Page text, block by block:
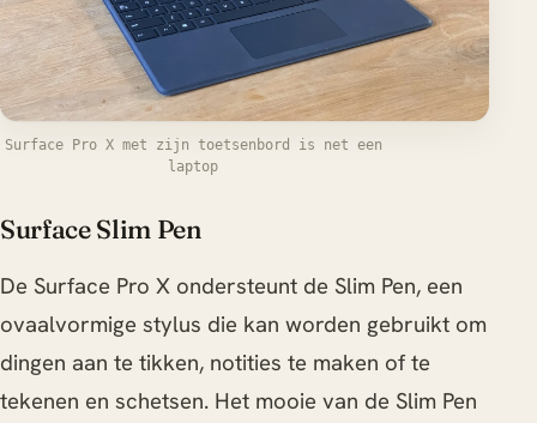
Surface Pro X met zijn toetsenbord is net een
laptop
Surface Slim Pen
De Surface Pro X ondersteunt de Slim Pen, een
ovaalvormige stylus die kan worden gebruikt om
dingen aan te tikken, notities te maken of te
tekenen en schetsen. Het mooie van de Slim Pen